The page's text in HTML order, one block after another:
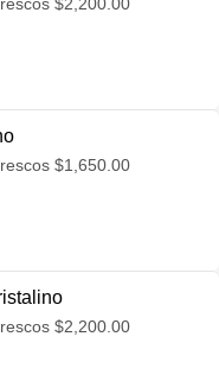
$1,650.00
$2,200.00